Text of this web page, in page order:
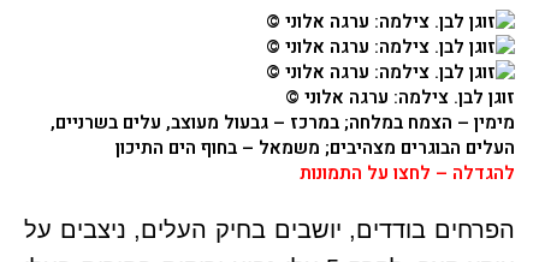
זוגן לבן. צילמה: ערגה אלוני ©
מימין – הצמח במלחה; במרכז – גבעול מעוצב, עלים בשרניים,
העלים הבוגרים מצהיבים; משמאל – בחוף הים התיכון
להגדלה – לחצו על התמונות
הפרחים בודדים, יושבים בחיק העלים, ניצבים על